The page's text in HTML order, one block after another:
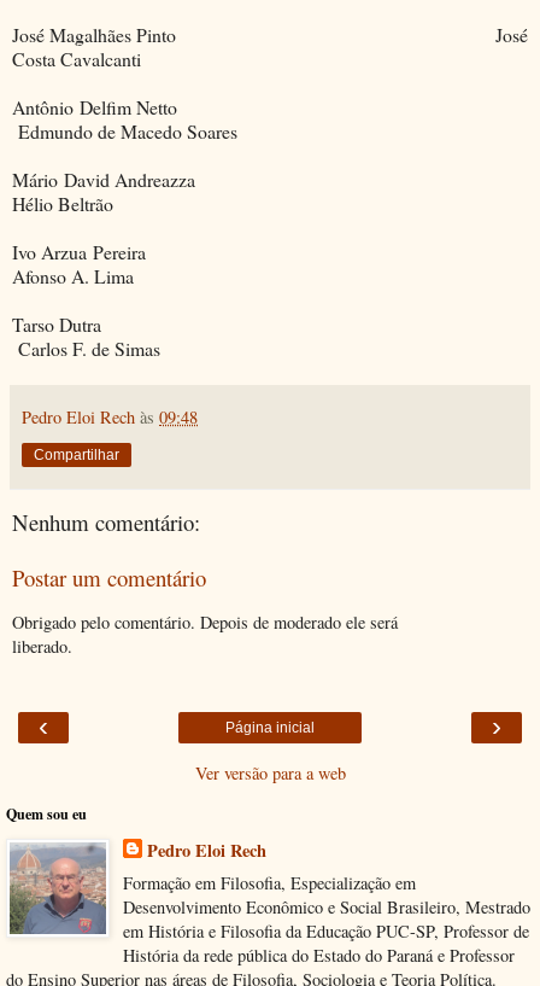
José Magalhães Pinto José
Costa Cavalcanti
Antônio Delfim Netto
Edmundo de Macedo Soares
Mário David Andreazza
Hélio Beltrão
Ivo Arzua Pereira
Afonso A. Lima
Tarso Dutra
Carlos F. de Simas
Pedro Eloi Rech às 09:48
Compartilhar
Nenhum comentário:
Postar um comentário
Obrigado pelo comentário. Depois de moderado ele será
liberado.
‹ ›
Página inicial
Ver versão para a web
Quem sou eu
Pedro Eloi Rech
Formação em Filosofia, Especialização em
Desenvolvimento Econômico e Social Brasileiro, Mestrado
em História e Filosofia da Educação PUC-SP, Professor de
História da rede pública do Estado do Paraná e Professor
do Ensino Superior nas áreas de Filosofia, Sociologia e Teoria Política.